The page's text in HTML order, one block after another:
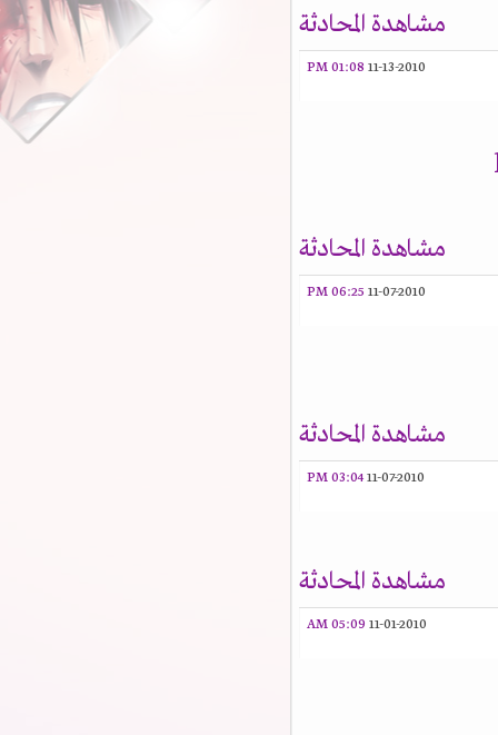
مشاهدة المحادثة
11-13-2010
01:08 PM
مشاهدة المحادثة
11-07-2010
06:25 PM
مشاهدة المحادثة
11-07-2010
03:04 PM
مشاهدة المحادثة
11-01-2010
05:09 AM